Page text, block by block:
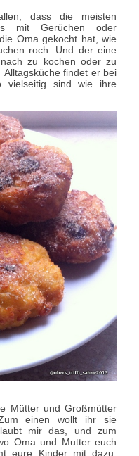
dass die meisten
mit Gerüchen oder
Oma gekocht hat, wie
roch. Und der eine
zu kochen oder zu
findet er bei
vielseitig sind wie ihre
Mütter und Großmütter
einen wollt ihr sie
mir das, und zum
Oma und Mutter euch
eure Kinder mit dazu.